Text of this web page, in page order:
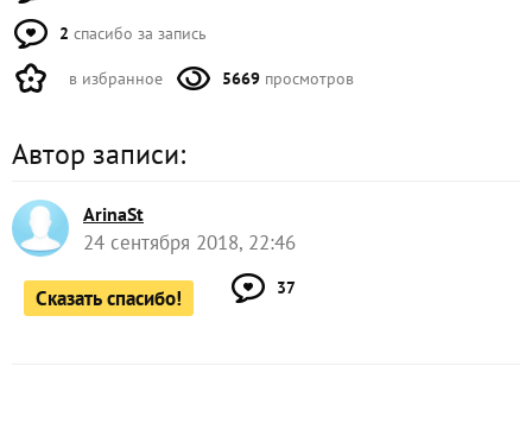
2 спасибо за запись
в избранное 5669 просмотров
Автор записи:
ArinaSt
24 сентября 2018, 22:46
Сказать спасибо! 37